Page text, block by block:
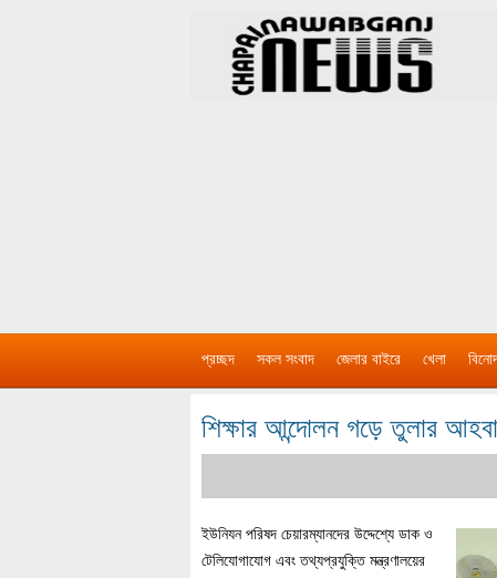
প্রচ্ছদ সকল সংবাদ জেলার বাইরে খেলা
শিক্ষার আন্দোলন গড়ে তুলার
ইউনিযন পরিষদ চেয়ারম্যানদের উদ্দেশ্যে ডাক ও
টেলিযোগাযোগ এবং তথ্যপ্রযুক্তি মন্ত্রণালয়ের